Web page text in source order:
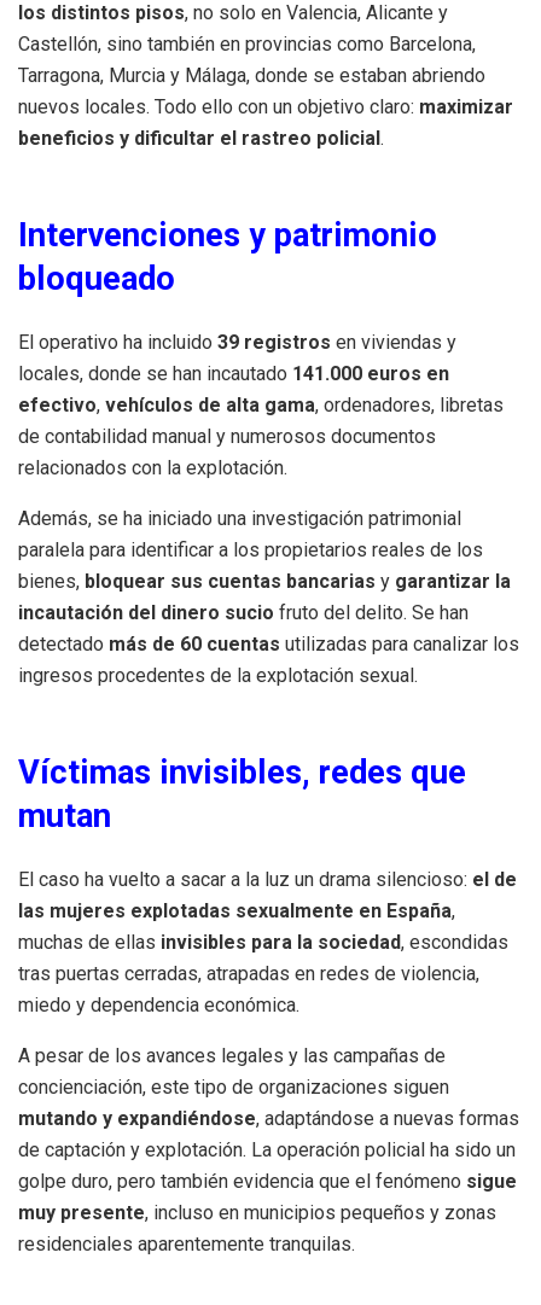
los distintos pisos, no solo en Valencia, Alicante y
Castellón, sino también en provincias como Barcelona,
Tarragona, Murcia y Málaga, donde se estaban abriendo
nuevos locales. Todo ello con un objetivo claro: maximizar
beneficios y dificultar el rastreo policial.
Intervenciones y patrimonio
bloqueado
El operativo ha incluido 39 registros en viviendas y
locales, donde se han incautado 141.000 euros en
efectivo, vehículos de alta gama, ordenadores, libretas
de contabilidad manual y numerosos documentos
relacionados con la explotación.
Además, se ha iniciado una investigación patrimonial
paralela para identificar a los propietarios reales de los
bienes, bloquear sus cuentas bancarias y garantizar la
incautación del dinero sucio fruto del delito. Se han
detectado más de 60 cuentas utilizadas para canalizar los
ingresos procedentes de la explotación sexual.
Víctimas invisibles, redes que
mutan
El caso ha vuelto a sacar a la luz un drama silencioso: el de
las mujeres explotadas sexualmente en España,
muchas de ellas invisibles para la sociedad, escondidas
tras puertas cerradas, atrapadas en redes de violencia,
miedo y dependencia económica.
A pesar de los avances legales y las campañas de
concienciación, este tipo de organizaciones siguen
mutando y expandiéndose, adaptándose a nuevas formas
de captación y explotación. La operación policial ha sido un
golpe duro, pero también evidencia que el fenómeno sigue
muy presente, incluso en municipios pequeños y zonas
residenciales aparentemente tranquilas.